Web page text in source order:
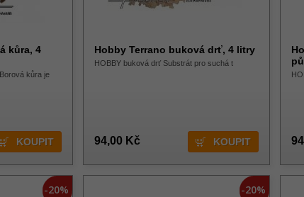
kůra, 4
kůra je
Hobby Terrano buková drť, 4 litry
HOBBY buková drť Substrát pro suchá t
94,00 Kč
-20% -20%